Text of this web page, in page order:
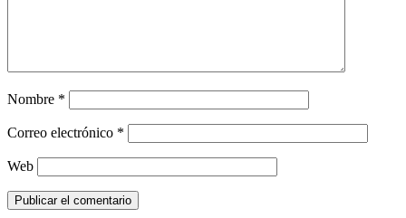
Nombre *
Correo electrónico *
Web